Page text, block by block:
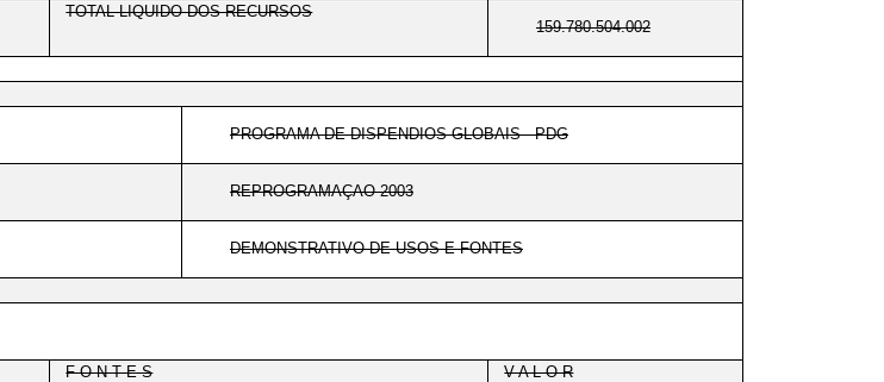
TOTAL LIQUIDO DOS RECURSOS
159.780.504.002
PROGRAMA DE DISPENDIOS GLOBAIS - PDG
REPROGRAMAÇAO 2003
DEMONSTRATIVO DE USOS E FONTES
F O N T E S
V A L O R